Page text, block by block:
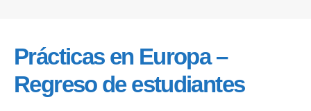
Prácticas en Europa –
Regreso de estudiantes